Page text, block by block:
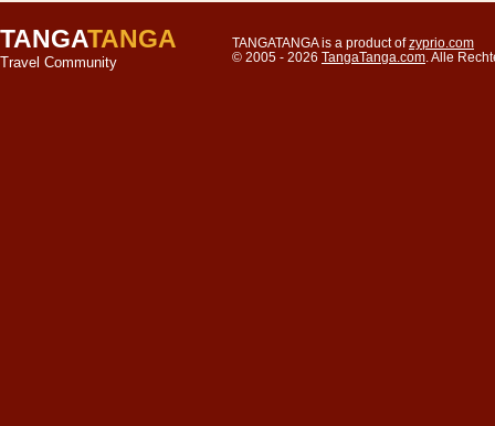
TANGATANGA
Travel Community
TANGATANGA is a product ofzyprio.com
© 2005 - 2026 TangaTanga.com . Alle